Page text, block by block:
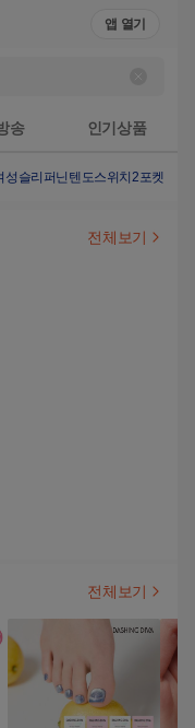
앱 열기
송 인기상품
성슬리퍼닌텐도스위치2포켓몬
전체보기
전체보기